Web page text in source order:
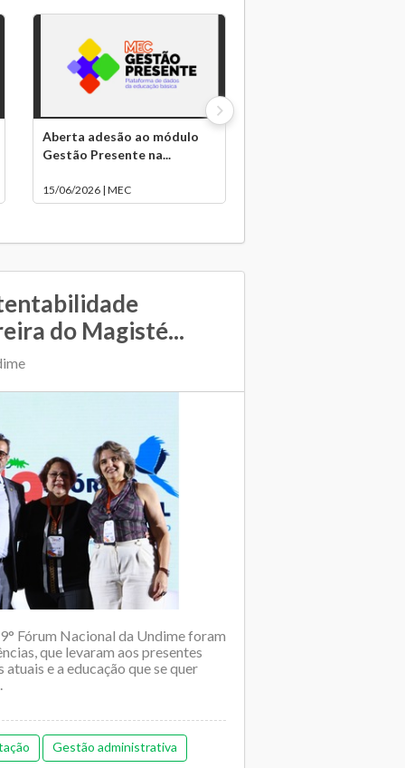
Aberta adesão ao módulo
Gestão Presente na...
15/06/2026 | MEC
do Magisté...
Fórum Nacional da Undime foram
que levaram aos presentes
e a educação que se quer
Gestão administrativa